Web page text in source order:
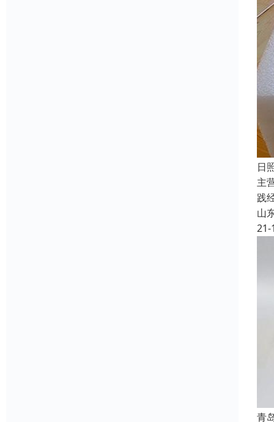
日
主
践
山
21-
青